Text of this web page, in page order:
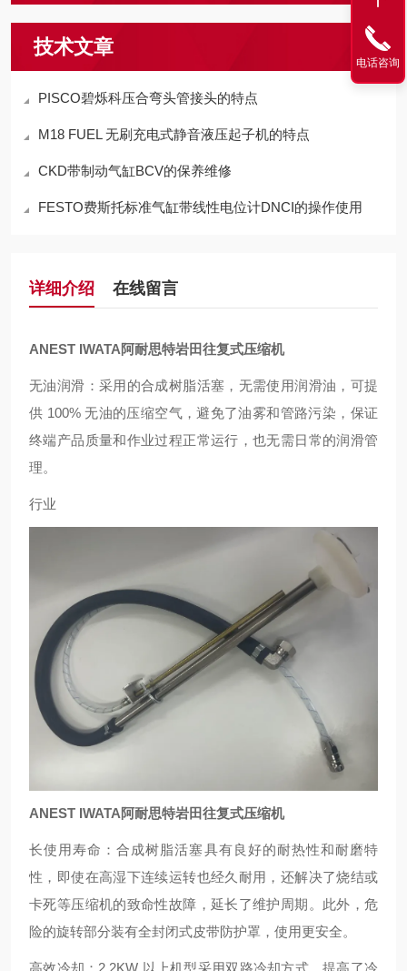
技术文章
PISCO碧烁科压合弯头管接头的特点
M18 FUEL 无刷充电式静音液压起子机的特点
CKD带制动气缸BCV的保养维修
FESTO费斯托标准气缸带线性电位计DNCI的操作使用
详细介绍 在线留言
ANEST IWATA阿耐思特岩田往复式压缩机
无油润滑：采用的合成树脂活塞，无需使用润滑油，可提
供 100% 无油的压缩空气，避免了油雾和管路污染，保证
终端产品质量和作业过程正常运行，也无需日常的润滑管
理。
行业
ANEST IWATA阿耐思特岩田往复式压缩机
长使用寿命：合成树脂活塞具有良好的耐热性和耐磨特
性，即使在高湿下连续运转也经久耐用，还解决了烧结或
卡死等压缩机的致命性故障，延长了维护周期。此外，危
险的旋转部分装有全封闭式皮带防护罩，使用更安全。
电话咨询